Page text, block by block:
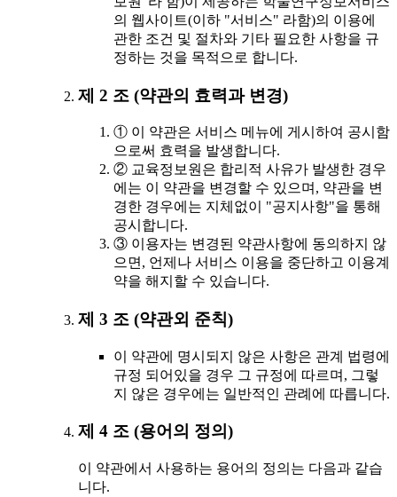
의 웹사이트(이하 "서비스" 라함)의 이용에
관한 조건 및 절차와 기타 필요한 사항을 규
정하는 것을 목적으로 합니다.
제 2 조 (약관의 효력과 변경)
① 이 약관은 서비스 메뉴에 게시하여 공시함
으로써 효력을 발생합니다.
② 교육정보원은 합리적 사유가 발생한 경우
에는 이 약관을 변경할 수 있으며, 약관을 변
경한 경우에는 지체없이 "공지사항"을 통해
공시합니다.
③ 이용자는 변경된 약관사항에 동의하지 않
으면, 언제나 서비스 이용을 중단하고 이용계
약을 해지할 수 있습니다.
제 3 조 (약관외 준칙)
이 약관에 명시되지 않은 사항은 관계 법령에
규정 되어있을 경우 그 규정에 따르며, 그렇
지 않은 경우에는 일반적인 관례에 따릅니다.
제 4 조 (용어의 정의)
이 약관에서 사용하는 용어의 정의는 다음과 같습
니다.